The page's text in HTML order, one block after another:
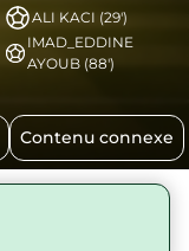
ALI KACI (29')
IMAD_EDDINE
AYOUB (88')
Contenu connexe